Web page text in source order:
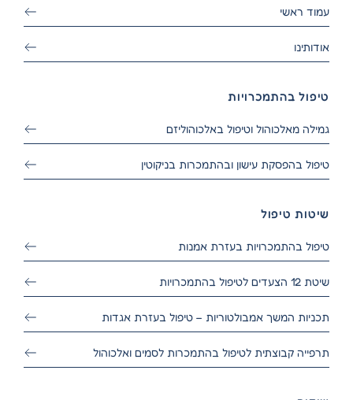
עמוד ראשי
אודותינו
טיפול בהתמכרויות
גמילה מאלכוהול וטיפול באלכוהוליזם
טיפול בהפסקת עישון ובהתמכרות בניקוטין
שיטות טיפול
טיפול בהתמכרויות בעזרת אמנות
שיטת 12 הצעדים לטיפול בהתמכרויות
תכניות המשך אמבולטוריות – טיפול בעזרת אגדות
תרפייה קבוצתית לטיפול בהתמכרות לסמים ואלכוהול